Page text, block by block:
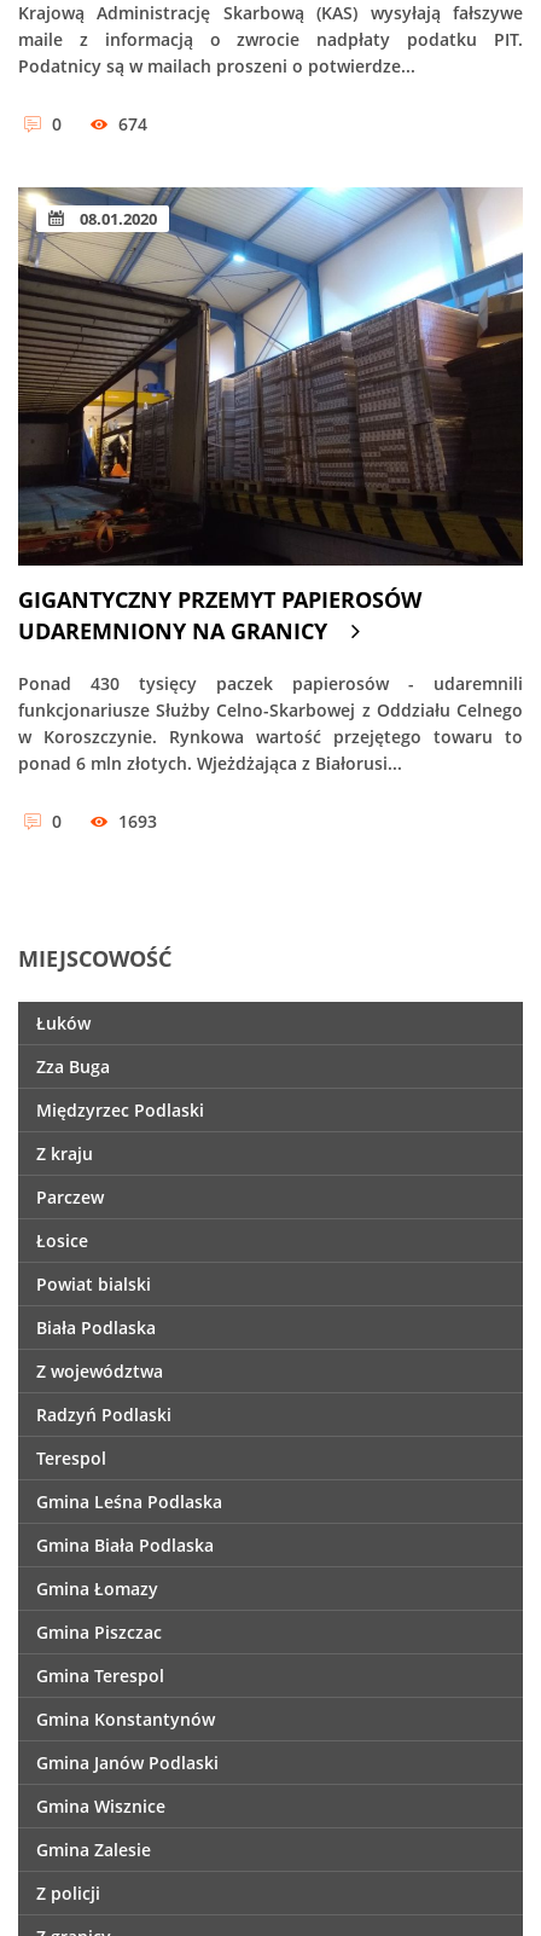
Krajową Administrację Skarbową (KAS) wysyłają fałszywe
maile z informacją o zwrocie nadpłaty podatku PIT.
Podatnicy są w mailach proszeni o potwierdze...
0 674
08.01.2020
GIGANTYCZNY PRZEMYT PAPIEROSÓW
UDAREMNIONY NA GRANICY
Ponad 430 tysięcy paczek papierosów - udaremnili
funkcjonariusze Służby Celno-Skarbowej z Oddziału Celnego
w Koroszczynie. Rynkowa wartość przejętego towaru to
ponad 6 mln złotych. Wjeżdżająca z Białorusi...
0 1693
MIEJSCOWOŚĆ
Łuków
Zza Buga
Międzyrzec Podlaski
Z kraju
Parczew
Łosice
Powiat bialski
Biała Podlaska
Z województwa
Radzyń Podlaski
Terespol
Gmina Leśna Podlaska
Gmina Biała Podlaska
Gmina Łomazy
Gmina Piszczac
Gmina Terespol
Gmina Konstantynów
Gmina Janów Podlaski
Gmina Wisznice
Gmina Zalesie
Z policji